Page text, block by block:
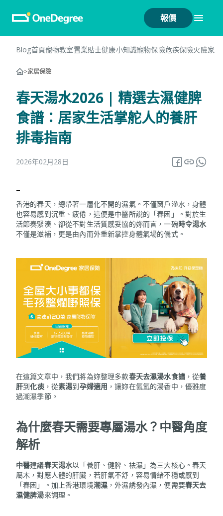
報價
Blog首頁寵物教室置業貼士健康小知識寵物保險危疾保險火險家
>家居保險
春天湯水2026 | 精選去濕健脾
食譜：居家生活掌舵人的養肝
排毒指南
2026年02月28日
–
香港的春天，總帶著一層化不開的濕氣。不僅窗戶滲水，身體
也容易感到沉重、疲倦，這便是中醫所說的「春困」。對於生
活節奏緊湊、卻從不對生活質感妥協的妳而言，一碗時令湯水
不僅是滋補，更是由內而外重新掌控身體氣場的儀式。
在這篇文章中，我們將為妳整理多款春天去濕湯水食譜，從養
肝到化痰，從素湯到孕婦適用 ，讓妳在氤氳的湯香中，優雅度
過潮濕季節。
為什麼春天需要專屬湯水？中醫角度
解析
中醫建議春天湯水以「養肝、健脾、袪濕」為三大核心。春天
屬木，對應人體的肝臟，若肝氣不舒，容易情緒不穩或感到
「春困」。加上香港環境潮濕 ，外濕誘發內濕，便需要春天去
濕健脾湯來調理。